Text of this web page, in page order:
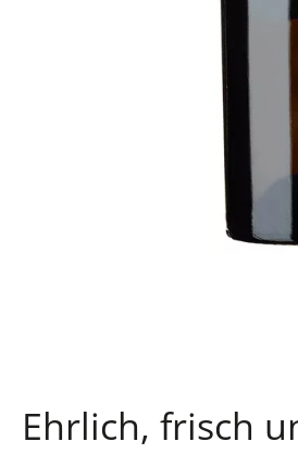
Ehrlich, frisch